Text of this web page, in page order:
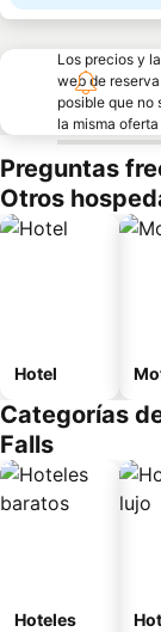
Los precios y
web de
posible que no
la misma
Preguntas
Otros
Hotel
Categorías
Falls
Hoteles